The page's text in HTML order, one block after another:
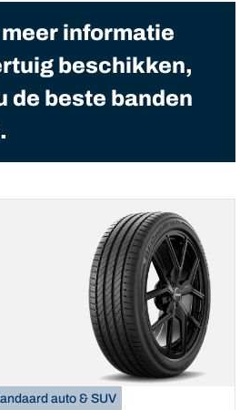
informatie
beschikken,
de beste banden
auto & SUV